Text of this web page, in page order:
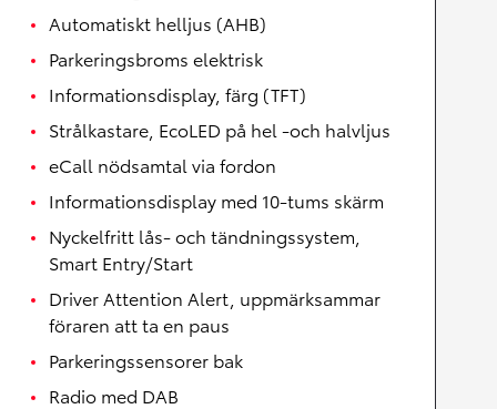
Automatiskt helljus (AHB)
Parkeringsbroms elektrisk
Informationsdisplay, färg (TFT)
Strålkastare, EcoLED på hel -och halvljus
eCall nödsamtal via fordon
Informationsdisplay med 10-tums skärm
Nyckelfritt lås- och tändningssystem,
Smart Entry/Start
Driver Attention Alert, uppmärksammar
föraren att ta en paus
Parkeringssensorer bak
Radio med DAB